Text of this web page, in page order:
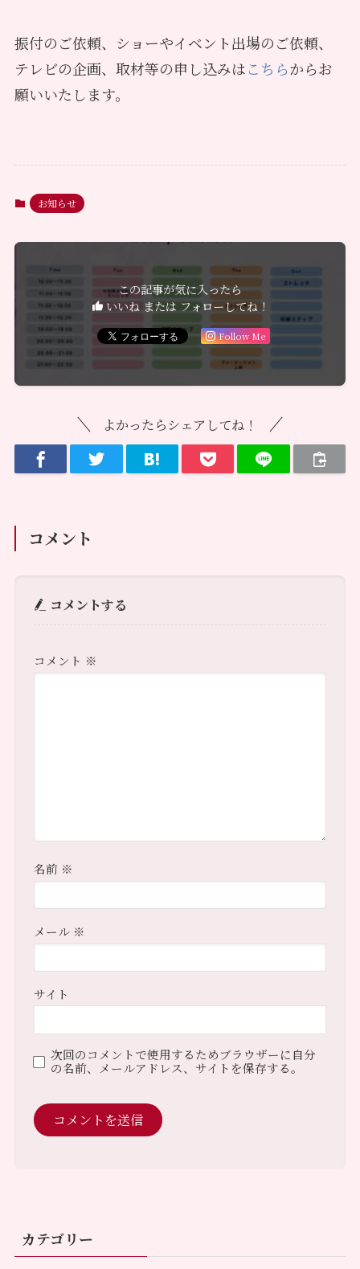
振付のご依頼、ショーやイベント出場のご依頼、
テレビの企画、取材等の申し込みはこちらからお
願いいたします。
お知らせ
この記事が気に入ったら
いいね または フォローしてね！
Follow Me
よかったらシェアしてね！
コメント
コメントする
コメント ※
名前 ※
メール ※
サイト
次回のコメントで使用するためブラウザーに自分
の名前、メールアドレス、サイトを保存する。
カテゴリー